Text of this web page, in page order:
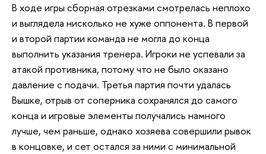
В ходе игры сборная отрезками смотрелась неплохо
и выглядела нисколько не хуже оппонента. В первой
и второй партии команда не могла до конца
выполнить указания тренера. Игроки не успевали за
атакой противника, потому что не было оказано
давление с подачи. Третья партия почти удалась
Вышке, отрыв от соперника сохранялся до самого
конца и игровые элементы получались намного
лучше, чем раньше, однако хозяева совершили рывок
в концовке, и сет остался за ними с минимальной